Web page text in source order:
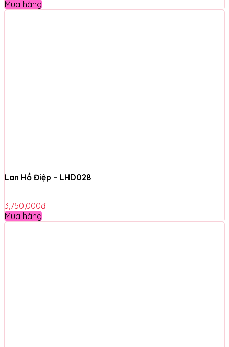
Mua hàng
Lan Hồ Điệp – LHD028
3,750,000đ
Mua hàng